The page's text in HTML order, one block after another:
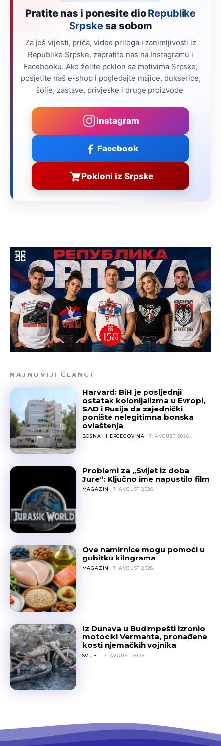
Pratite nas i ponesite dio Republike
Srpskesa sobom
Za još vijesti, priča, video priloga i zanimljivosti iz
Republike Srpske, zapratite nas na Instagramu i
Facebooku. Ako želite poklon sa motivima Srpske,
posjetite naš e-shop i pogledajte majice, dukserice,
šolje, zastave, privjeske i druge proizvode.
Instagram
Facebook
Pokloni iz Srpske
NAJNOVIJI ČLANCI
Harvard: BiH je posljednji
ostatak kolonijalizma u Evropi,
SAD i Rusija da zajednički
ponište nelegitimna bonska
ovlaštenja
BOSNA I HERCEGOVINA 7. AVGUST 2026.
Problemi za „Svijet iz doba
Jure“: Ključno ime napustilo film
MAGAZIN 7. AVGUST 2026.
Ove namirnice mogu pomoći u
gubitku kilograma
MAGAZIN 7. AVGUST 2026.
Iz Dunava u Budimpešti izronio
motocikl Vermahta, pronađene
kosti njemačkih vojnika
SVIJET 7. AVGUST 2026.